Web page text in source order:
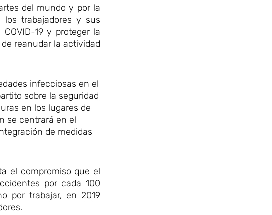
del mundo y por la
los trabajadores y sus
19 y proteger la
reanudar la actividad
infecciosas en el
sobre la seguridad
en los lugares de
se centrará en el
de medidas
el compromiso que el
por cada 100
por trabajar, en 2019